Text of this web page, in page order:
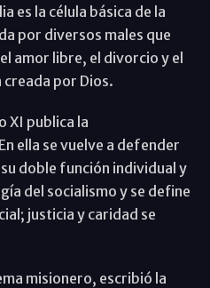
es la célula básica de la
por diversos males que
amor libre, el divorcio y el
por Dios.
XI publica la
ella se vuelve a defender
doble función individual y
del socialismo y se define
justicia y caridad se
misionero, escribió la